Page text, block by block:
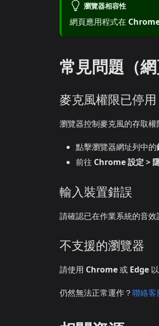
瀏覽器相容性
網頁應用程式在
常見問題（網
麥克風權限已停用
瀏覽器控制麥克風的存取
點擊瀏覽器網址列中的
前往 Chrome 設定 >
輸入裝置錯誤
請確認已在作業系統的音效
不支援的瀏覽器
請使用 Chrome或 Edge
仍然無法正常運作？聯絡客